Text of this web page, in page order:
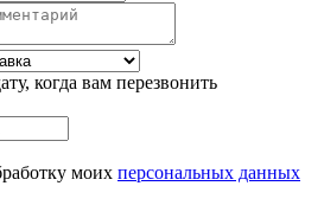
когда вам перезвонить
моих персональных данных